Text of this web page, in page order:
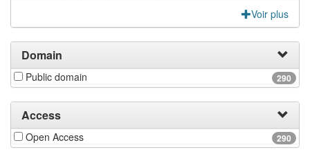
Voir plus
Domain
290
Public domain
Access
290
Open Access